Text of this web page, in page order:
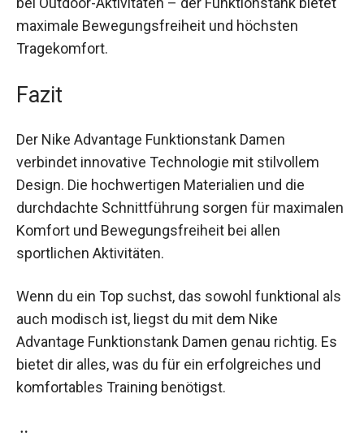
perfekt für eine Vielzahl von sportlichen
Aktivitäten. Egal ob auf dem Tennisplatz, im
Fitnessstudio oder bei Outdoor-Aktivitäten – der
Bewegungsfreiheit und höchsten Tragekomfort.
Fazit
Der Nike Advantage Funktionstank Damen
verbindet innovative Technologie mit stilvollem
Design. Die hochwertigen Materialien und die
durchdachte Schnittführung sorgen für
maximalen Komfort und Bewegungsfreiheit bei
allen sportlichen Aktivitäten.
Wenn du ein Top suchst, das sowohl funktional
als auch modisch ist, liegst du mit dem Nike
Advantage Funktionstank Damen genau richtig.